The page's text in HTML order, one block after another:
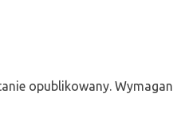
opublikowany.